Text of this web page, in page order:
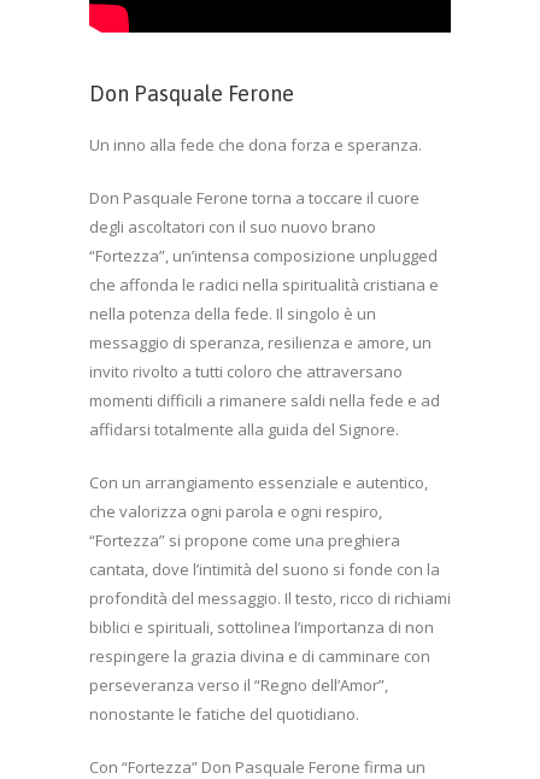
Don Pasquale Ferone
Un inno alla fede che dona forza e speranza.
Don Pasquale Ferone torna a toccare il cuore
degli ascoltatori con il suo nuovo brano
“Fortezza”, un’intensa composizione unplugged
che affonda le radici nella spiritualità cristiana e
nella potenza della fede. Il singolo è un
messaggio di speranza, resilienza e amore, un
invito rivolto a tutti coloro che attraversano
momenti difficili a rimanere saldi nella fede e ad
affidarsi totalmente alla guida del Signore.
Con un arrangiamento essenziale e autentico,
che valorizza ogni parola e ogni respiro,
“Fortezza” si propone come una preghiera
cantata, dove l’intimità del suono si fonde con la
profondità del messaggio. Il testo, ricco di richiami
biblici e spirituali, sottolinea l’importanza di non
respingere la grazia divina e di camminare con
perseveranza verso il “Regno dell’Amor”,
nonostante le fatiche del quotidiano.
Con “Fortezza” Don Pasquale Ferone firma un